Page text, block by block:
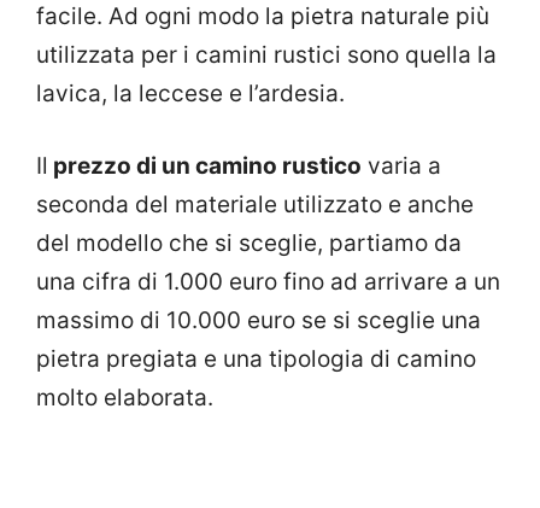
facile. Ad ogni modo la pietra naturale più
utilizzata per i camini rustici sono quella la
lavica, la leccese e l’ardesia.
Il prezzo di un camino rustico varia a
seconda del materiale utilizzato e anche
del modello che si sceglie, partiamo da
una cifra di 1.000 euro fino ad arrivare a un
massimo di 10.000 euro se si sceglie una
pietra pregiata e una tipologia di camino
molto elaborata.